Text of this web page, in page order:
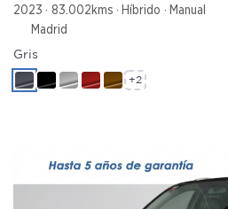
2023 83.002kms Híbrido
Manual
Madrid
Gris
+2